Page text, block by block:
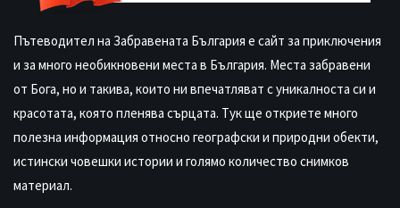
Пътеводител на Забравената България е сайт за приключения
и за много необикновени места в България. Места забравени
от Бога, но и такива, които ни впечатляват с уникалноста си и
красотата, която пленява сърцата. Тук ще откриете много
полезна информация относно географски и природни обекти,
истински човешки истории и голямо количество снимков
материал.